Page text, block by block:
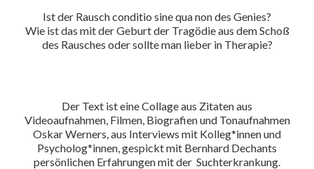
Ist der Rausch conditio sine qua non des Genies?
Wie ist das mit der Geburt der Tragödie aus dem Schoß
des Rausches oder sollte man lieber in Therapie?
Der Text ist eine Collage aus Zitaten aus
Videoaufnahmen, Filmen, Biografien und Tonaufnahmen
Oskar Werners, aus Interviews mit Kolleg*innen und
Psycholog*innen, gespickt mit Bernhard Dechants
persönlichen Erfahrungen mit der Suchterkrankung.